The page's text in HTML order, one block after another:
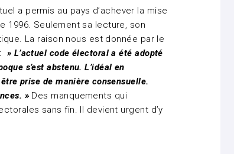
a permis au pays d’achever la mise
1996. Seulement sa lecture, son
La raison nous est donnée par le
» L’actuel code électoral a été adopté
s’est abstenu. L’idéal en
prise de manière consensuelle.
» Des manquements qui
sans fin. Il devient urgent d’y